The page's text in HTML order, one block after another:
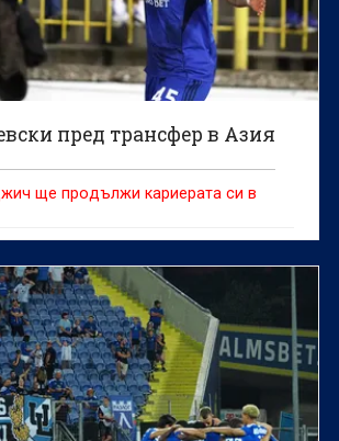
пред трансфер в Азия
ще продължи кариерата си в